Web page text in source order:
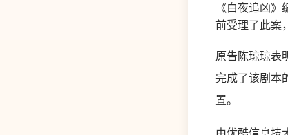
《白夜追凶
前受理了此案
原告陈琼琼表
完成了该剧本
置。